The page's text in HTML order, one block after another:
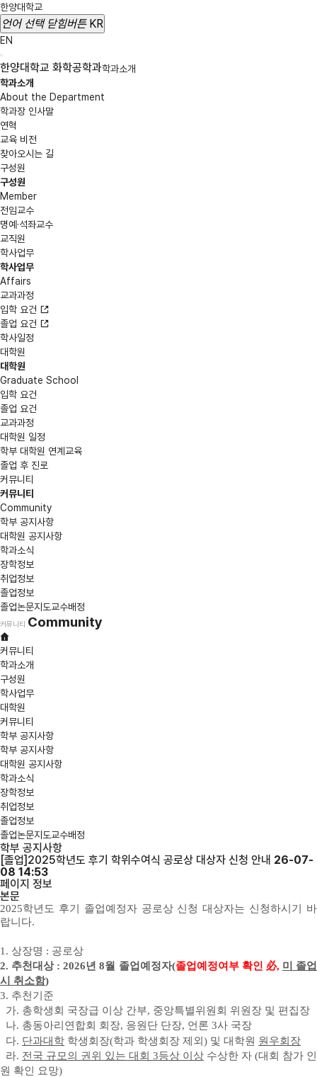
한양대학교
언어 선택닫힘버튼 KR
EN
한양대학교 화학공학과학과소개
학과소개
About the Department
학과장 인사말
연혁
교육 비전
찾아오시는 길
구성원
구성원
Member
전임교수
명예·석좌교수
교직원
학사업무
학사업무
Affairs
교과과정
입학 요건
졸업 요건
학사일정
대학원
대학원
Graduate School
입학 요건
졸업 요건
교과과정
대학원 일정
학부 대학원 연계교육
졸업 후 진로
커뮤니티
커뮤니티
Community
학부 공지사항
대학원 공지사항
학과소식
장학정보
취업정보
졸업정보
졸업논문지도교수배정
커뮤니티 Community
커뮤니티
학과소개
구성원
학사업무
대학원
커뮤니티
학부 공지사항
학부 공지사항
대학원 공지사항
학과소식
장학정보
취업정보
졸업정보
졸업논문지도교수배정
학부 공지사항
[졸업]2025학년도 후기 학위수여식 공로상 대상자 신청 안내 26-07-
08 14:53
페이지 정보
본문
2025학년도 후기 졸업예정자 공로상 신청 대상자는 신청하시기 바
랍니다.
1. 상장명 : 공로상
2. 추천대상 : 2026년 8월 졸업예정자(졸업예정여부 확인 必, 미 졸업
시 취소함)
3. 추천기준
가. 총학생회 국장급 이상 간부, 중앙특별위원회 위원장 및 편집장
나. 총동아리연합회 회장, 응원단 단장, 언론 3사 국장
다. 단과대학 학생회장(학과 학생회장 제외) 및 대학원 원우회장
라. 전국 규모의 권위 있는 대회 3등상 이상 수상한 자 (대회 참가 인
원 확인 요망)